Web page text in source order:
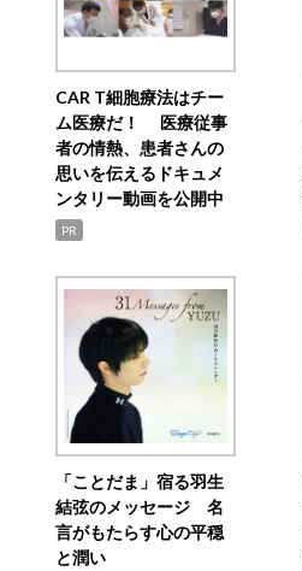
CAR T細胞療法はチー
ム医療だ！ 医療従事
者の情熱、患者さんの
思いを伝えるドキュメ
ンタリー動画を公開中
PR
「ことだま」宿る羽生
結弦のメッセージ 名
言がもたらす心の平穏
と潤い